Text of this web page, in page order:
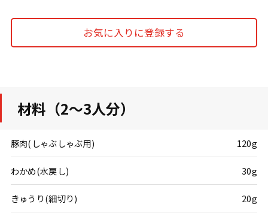
お気に入りに登録する
材料（2～3人分）
豚肉(しゃぶしゃぶ用) 120g
わかめ(水戻し) 30g
きゅうり(細切り) 20g